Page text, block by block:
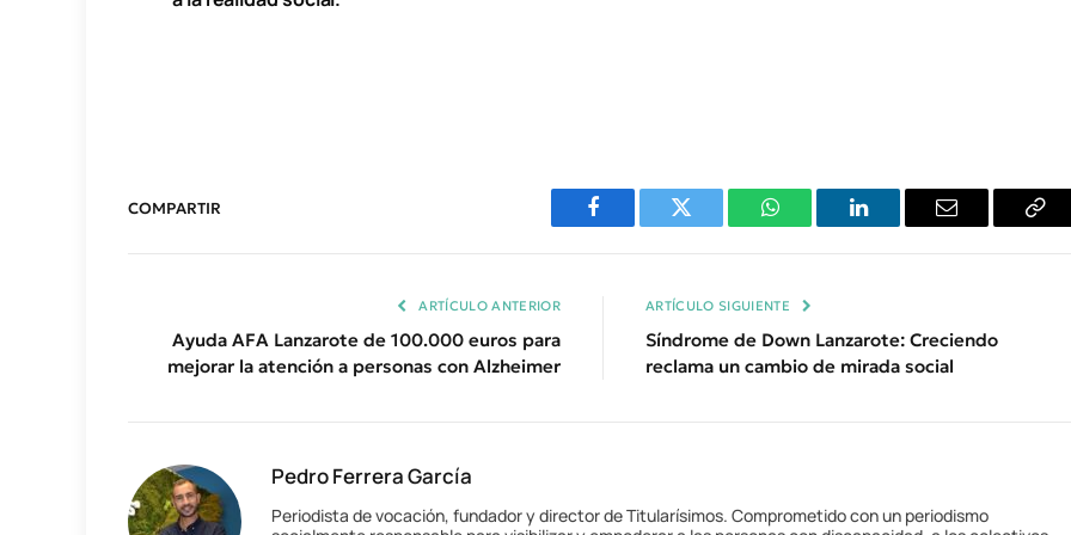
COMPARTIR
Facebook Twitter WhatsAppLinkedIn Email
ARTÍCULO ANTERIOR
Ayuda AFA Lanzarote de 100.000 euros para
mejorar la atención a personas con Alzheimer
ARTÍCULO SIGUIENTE
Síndrome de Down Lanzarote: Creciendo
reclama un cambio de mirada social
Pedro Ferrera García
Periodista de vocación, fundador y director de Titularísimos. Comprometido con un periodismo